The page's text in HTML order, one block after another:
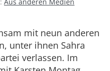
mit neun anderen
unter ihnen Sahra
verlassen. Im